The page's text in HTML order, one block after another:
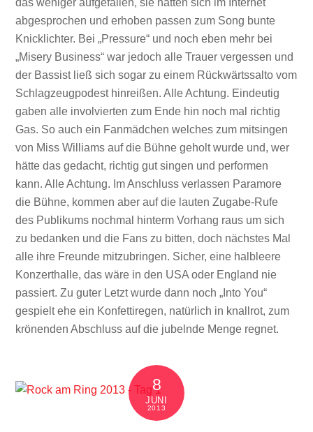
das weniger aufgefallen, sie hatten sich im Internet
abgesprochen und erhoben passen zum Song bunte
Knicklichter. Bei „Pressure“ und noch eben mehr bei
„Misery Business“ war jedoch alle Trauer vergessen und
der Bassist ließ sich sogar zu einem Rückwärtssalto vom
Schlagzeugpodest hinreißen. Alle Achtung. Eindeutig
gaben alle involvierten zum Ende hin noch mal richtig
Gas. So auch ein Fanmädchen welches zum mitsingen
von Miss Williams auf die Bühne geholt wurde und, wer
hätte das gedacht, richtig gut singen und performen
kann. Alle Achtung. Im Anschluss verlassen Paramore
die Bühne, kommen aber auf die lauten Zugabe-Rufe
des Publikums nochmal hinterm Vorhang raus um sich
zu bedanken und die Fans zu bitten, doch nächstes Mal
alle ihre Freunde mitzubringen. Sicher, eine halbleere
Konzerthalle, das wäre in den USA oder England nie
passiert. Zu guter Letzt wurde dann noch „Into You“
gespielt ehe ein Konfettiregen, natürlich in knallrot, zum
krönenden Abschluss auf die jubelnde Menge regnet.
8
JUNI
2013